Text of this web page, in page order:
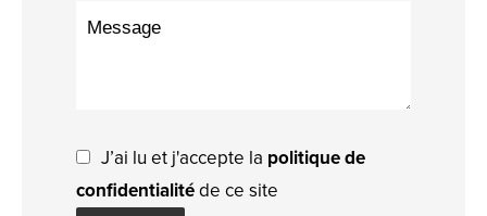
J’ai lu et j'accepte la politique de
confidentialitéde ce site